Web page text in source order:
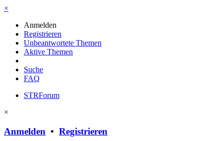
×
Anmelden
Registrieren
Unbeantwortete Themen
Aktive Themen
Suche
FAQ
STRForum
×
Anmelden • Registrieren